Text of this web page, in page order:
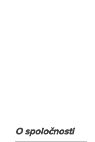
O spoločnosti